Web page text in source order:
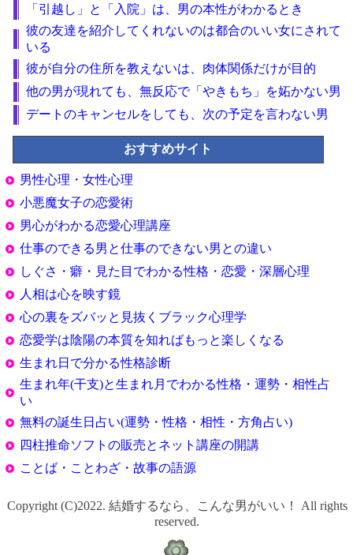
「引越し」と「入院」は、男の本性がわかるとき
彼の友達を紹介してくれないのは都合のいい女にされて
いる
彼が自分の住所を教えないは、肉体関係だけが目的
他の男が現れても、無反応で「やきもち」を妬かない男
デートのキャンセルをしても、次の予定を言わない男
おすすめサイト
男性心理・女性心理
小悪魔女子の恋愛術
男心がわかる恋愛心理講座
仕事のできる男と仕事のできない男との違い
しぐさ・癖・見た目でわかる性格・恋愛・深層心理
人相は心を映す鏡
心の裏をズバッと見抜くブラック心理学
恋愛学は陰陽の本質を知ればもっと楽しくなる
生まれ日で分かる性格診断
生まれ年(干支)と生まれ月でわかる性格・運勢・相性占
い
無料の誕生日占い(運勢・性格・相性・方角占い)
四柱推命ソフトの販売とネット講座の開講
ことば・ことわざ・故事の語源
Copyright (C)2022. 結婚するなら、こんな男がいい！ All rights
reserved.